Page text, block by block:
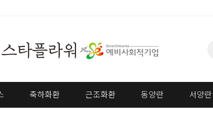
축하화환 근조화환 동양란 서양란